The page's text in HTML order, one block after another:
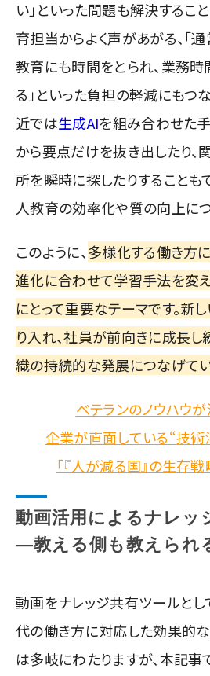
い」といった問題も解決するこ
育担当からよく声があがる、「
教育にも時間をとられ、業務
る」といった負担の軽減にもつ
近では生成AIを組み合わせた
から要点だけを抜き出したり、
所を瞬時に探したりすることも
人教育の効率化や質の向上につ
このように、多様化する働き方
進化に合わせて学習手法を変え
にとって重要なテーマです。新
り入れ、社員が前向きに成長し
織の持続的な発展につなげてい
ベテランのノウハウ
企業が直面している“技術
「『人が減る国』の生存
動画活用によるナレッ
―教える側も教えられ
動画をナレッジ共有ツールとし
代の働き方に対応した効果的
は多岐にわたりますが、本記事